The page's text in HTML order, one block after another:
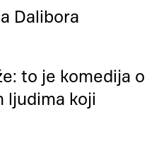
Dalibora
to je komedija o
ljudima koji